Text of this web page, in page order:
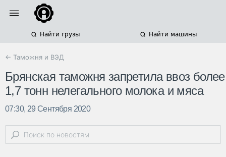
Найти грузы Найти машины
← Таможня и ВЭД
Брянская таможня запретила ввоз более
1,7 тонн нелегального молока и мяса
07:30, 29 Сентября 2020